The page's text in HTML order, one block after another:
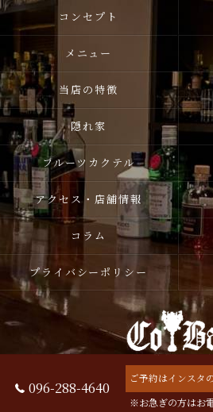
096-288-4640 ご予約はインスタ
※お急ぎの方はお
コンセプト
メニュー
当店の特徴
隠れ家
フルーツカクテル
アクセス・店舗情報
コラム
プライバシーポリシー
© 2026 熊本県熊本市中央区のバーなら